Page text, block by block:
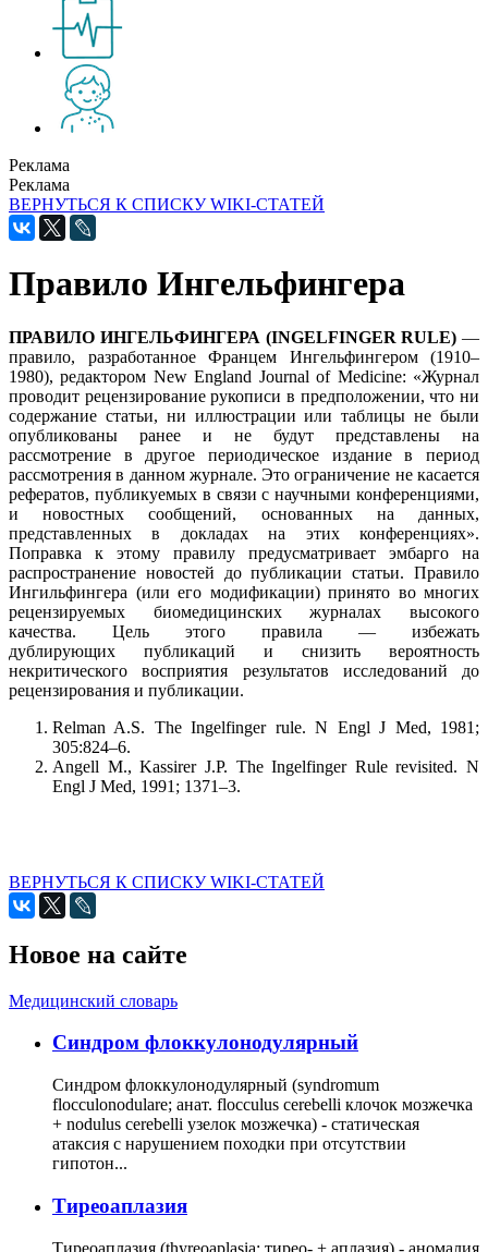
Реклама
Реклама
ВЕРНУТЬСЯ К СПИСКУ WIKI-СТАТЕЙ
Правило Ингельфингера
ПРАВИЛО ИНГЕЛЬФИНГЕРА (INGELFINGER RULE) —
правило, разработанное Францем Ингельфингером (1910–
1980), редактором New England Journal of Medicine: «Журнал
проводит рецензирование рукописи в предположении, что ни
содержание статьи, ни иллюстрации или таблицы не были
опубликованы ранее и не будут представлены на
рассмотрение в другое периодическое издание в период
рассмотрения в данном журнале. Это ограничение не касается
рефератов, публикуемых в связи с научными конференциями,
и новостных сообщений, основанных на данных,
представленных в докладах на этих конференциях».
Поправка к этому правилу предусматривает эмбарго на
распространение новостей до публикации статьи. Правило
Ингильфингера (или его модификации) принято во многих
рецензируемых биомедицинских журналах высокого
качества. Цель этого правила — избежать
дублирующих публикаций и снизить вероятность
некритического восприятия результатов исследований до
рецензирования и публикации.
Relman A.S. The Ingelfinger rule. N Engl J Med, 1981;
305:824–6.
Angell M., Kassirer J.P. The Ingelfinger Rule revisited. N
Engl J Med, 1991; 1371–3.
ВЕРНУТЬСЯ К СПИСКУ WIKI-СТАТЕЙ
Новое на сайте
Медицинский словарь
Cиндром флоккулонодулярный
Синдром флоккулонодулярный (syndromum
flocculonodulare; анат. flocculus cerebelli клочок мозжечка
+ nodulus cerebelli узелок мозжечка) - статическая
атаксия с нарушением походки при отсутствии
гипотон...
Тиреоаплазия
Тиреоаплазия (thyreoaplasia; тирео- + аплазия) - аномалия